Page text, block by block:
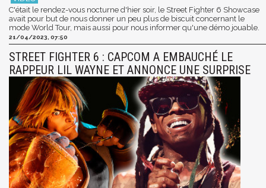
C'était le rendez-vous nocturne d'hier soir, le Street Fighter 6 Showcase
avait pour but de nous donner un peu plus de biscuit concernant le
mode World Tour, mais aussi pour nous informer qu'une démo jouable.
21/04/2023, 07:50
STREET FIGHTER 6 : CAPCOM A EMBAUCHÉ LE
RAPPEUR LIL WAYNE ET ANNONCE UNE SURPRISE